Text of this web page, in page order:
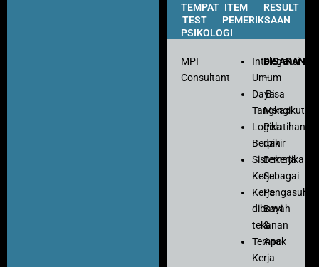
TEMPAT
TEST
PSIKOLOGI
ITEM
PEMERIKSAAN
RESULT
MPI
Consultant
Intelegensi
Umum
Daya
Tangkap
Logika
Berpikir
Sistematika
Kerja
Kerja
dibawah
tekanan
Tempo
Kerja
–
Bisa
Mengikuti
Pelatihan
dan
Bekerja
Sebagai
Pengasuh
Bayi
&
Anak